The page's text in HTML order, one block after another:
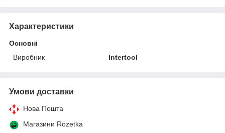
Характеристики
Основні
Виробник
Intertool
Умови доставки
Нова Пошта
Магазини Rozetka